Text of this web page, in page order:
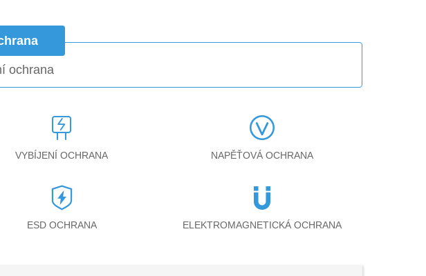
ochrana
VYBÍJENÍ OCHRANA NAPĚŤOVÁ OCHRANA
ESD OCHRANA ELEKTROMAGNETICKÁ OCHRANA